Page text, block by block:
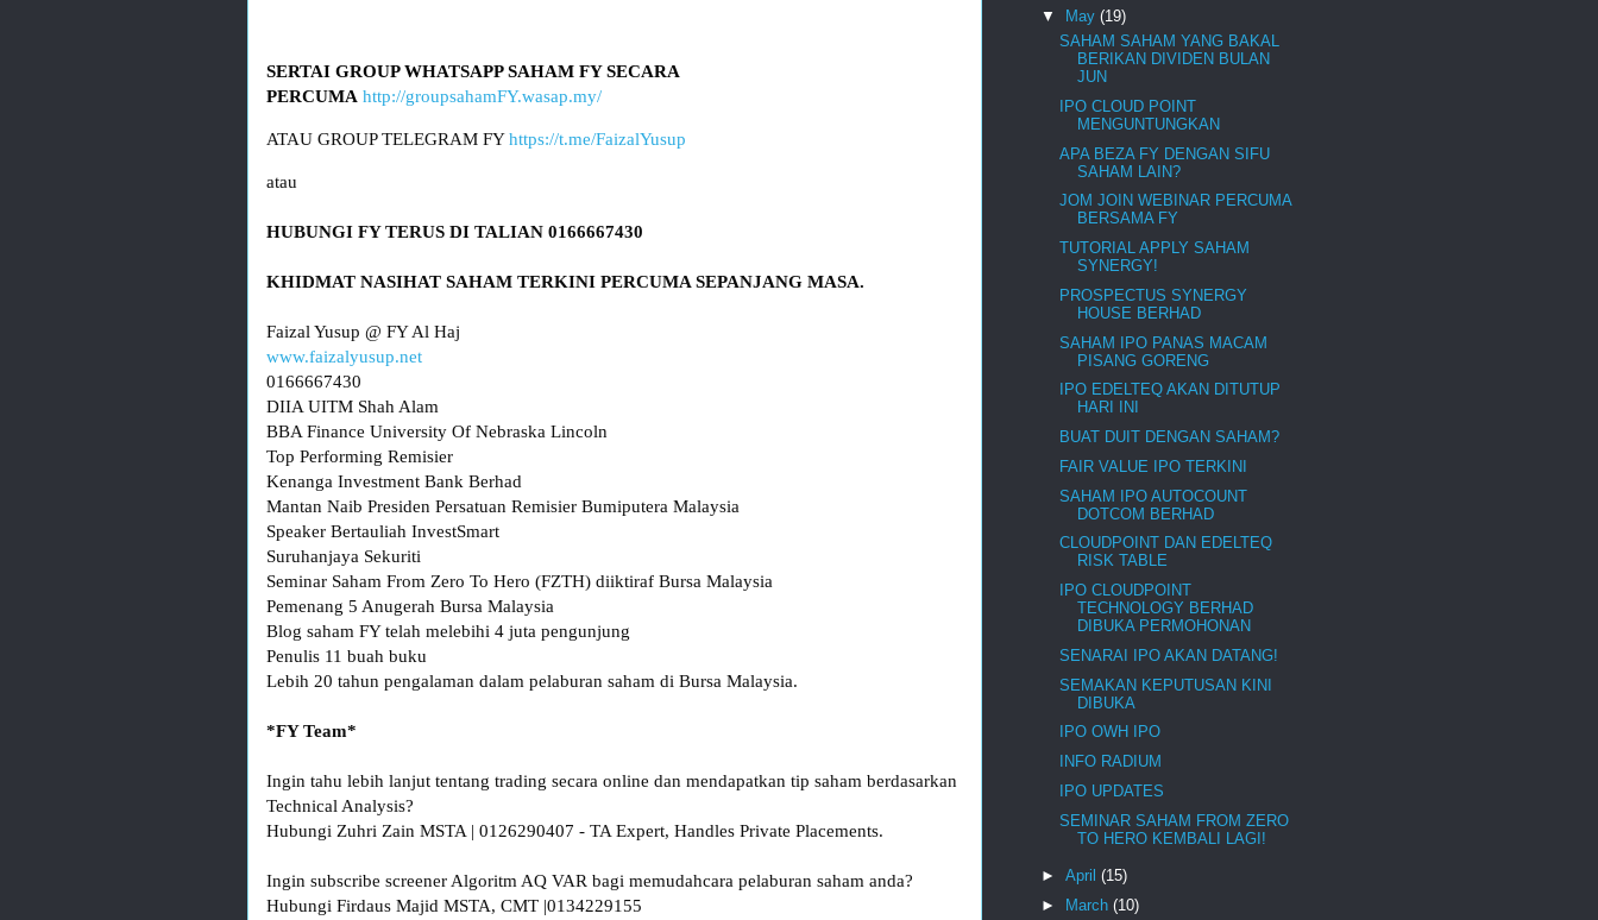
SERTAI GROUP WHATSAPP SAHAM FY SECARA
PERCUMA http://groupsahamFY.wasap.my/
ATAU GROUP TELEGRAM FY https://t.me/FaizalYusup
www.faizalyusup.net
0166667430
DIIA UITM Shah Alam
BBA Finance University Of Nebraska Lincoln
Top Performing Remisier
Kenanga Investment Bank Berhad
Mantan Naib Presiden Persatuan Remisier Bumiputera Malaysia
Speaker Bertauliah InvestSmart
Suruhanjaya Sekuriti
Seminar Saham From Zero To Hero (FZTH) diiktiraf Bursa Malaysia
Pemenang 5 Anugerah Bursa Malaysia
Blog saham FY telah melebihi 4 juta pengunjung
Penulis 11 buah buku
Lebih 20 tahun pengalaman dalam pelaburan saham di Bursa Malaysia.
Ingin tahu lebih lanjut tentang trading secara online dan mendapatkan tip saham berdasarkan
Technical Analysis?
Hubungi Zuhri Zain MSTA | 0126290407 - TA Expert, Handles Private Placements.
Ingin subscribe screener Algoritm AQ VAR bagi memudahcara pelaburan saham anda?
Hubungi Firdaus Majid MSTA, CMT |0134229155
▼ May (19)
SAHAM SAHAM YANG BAKAL
BERIKAN DIVIDEN BULAN
JUN
IPO CLOUD POINT
MENGUNTUNGKAN
APA BEZA FY DENGAN SIFU
SAHAM LAIN?
JOM JOIN WEBINAR PERCUMA
BERSAMA FY
TUTORIAL APPLY SAHAM
SYNERGY!
PROSPECTUS SYNERGY
HOUSE BERHAD
SAHAM IPO PANAS MACAM
PISANG GORENG
IPO EDELTEQ AKAN DITUTUP
HARI INI
BUAT DUIT DENGAN SAHAM?
FAIR VALUE IPO TERKINI
SAHAM IPO AUTOCOUNT
DOTCOM BERHAD
CLOUDPOINT DAN EDELTEQ
RISK TABLE
IPO CLOUDPOINT
TECHNOLOGY BERHAD
DIBUKA PERMOHONAN
SENARAI IPO AKAN DATANG!
SEMAKAN KEPUTUSAN KINI
DIBUKA
IPO OWH IPO
INFO RADIUM
IPO UPDATES
SEMINAR SAHAM FROM ZERO
TO HERO KEMBALI LAGI!
► April (15)
► March (10)